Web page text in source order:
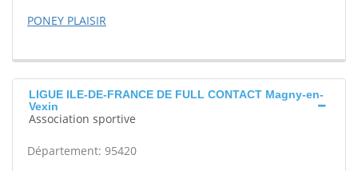
PONEY PLAISIR
LIGUE ILE-DE-FRANCE DE FULL CONTACT Magny-en-
Vexin
Association sportive
Département: 95420